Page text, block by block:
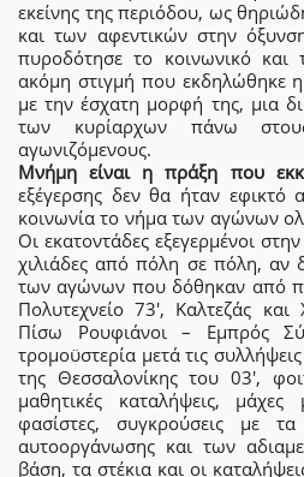
εκείνης της περιόδου, ως
και των αφεντικών στην
πυροδότησε το κοινωνικό και
ακόμη στιγμή που εκδηλώθηκε
με την έσχατη μορφή της, μια
των κυρίαρχων πάνω
αγωνιζόμενους.
Μνήμη είναι η πράξη που
εξέγερσης δεν θα ήταν εφικτό
κοινωνία το νήμα των αγώνων
Οι εκατοντάδες εξεγερμένοι
χιλιάδες από πόλη σε πόλη, αν
των αγώνων που δόθηκαν από
Πολυτεχνείο 73′, Καλτεζάς και
Πίσω Ρουφιάνοι – Εμπρός
τρομοϋστερία μετά τις
της Θεσσαλονίκης του 03′,
μαθητικές καταλήψεις,
φασίστες, συγκρούσεις με
αυτοοργάνωσης και των
βάση, τα στέκια και οι